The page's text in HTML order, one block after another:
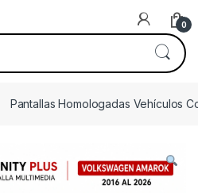
0
Pantallas Homologadas Vehículos